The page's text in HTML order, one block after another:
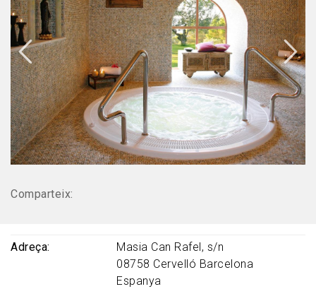
Comparteix:
Adreça
Masia Can Rafel, s/n
08758 Cervelló Barcelona
Espanya